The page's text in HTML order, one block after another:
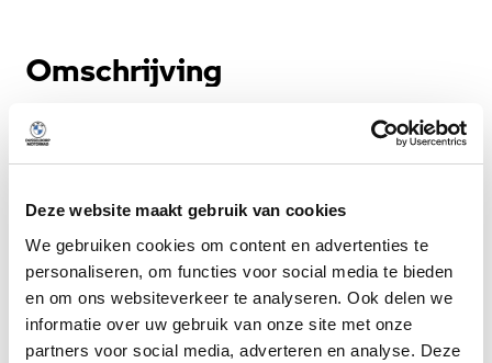
Deze website maakt gebruik van cookies
We gebruiken cookies om content en advertenties te
personaliseren, om functies voor social media te bieden
en om ons websiteverkeer te analyseren. Ook delen we
informatie over uw gebruik van onze site met onze
partners voor social media, adverteren en analyse. Deze
Omschrijving
Meer weergeven